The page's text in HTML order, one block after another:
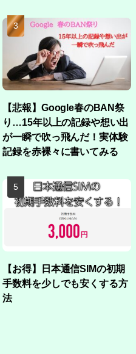
【悲報】Google春のBAN祭
り…15年以上の記録や想い出
が一瞬で吹っ飛んだ！実体験
記録を赤裸々に書いてみる
【お得】日本通信SIMの初期
手数料を少しでも安くする方
法